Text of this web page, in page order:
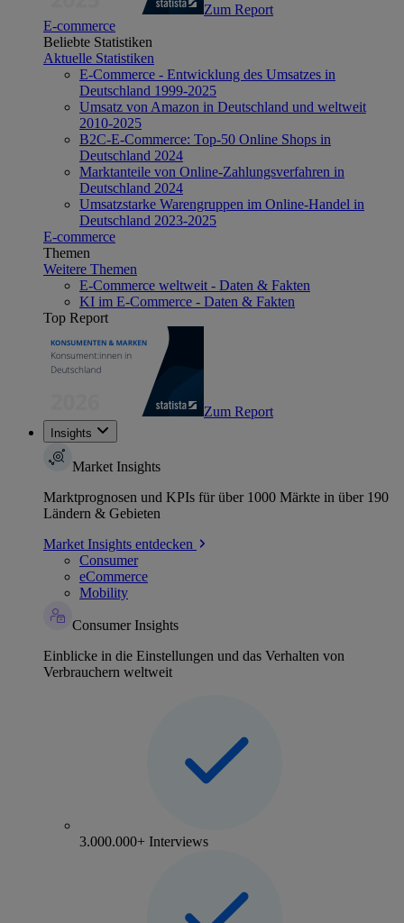
Zum Report
E-commerce
Beliebte Statistiken
Aktuelle Statistiken
E-Commerce - Entwicklung des Umsatzes in
Deutschland 1999-2025
Umsatz von Amazon in Deutschland und weltweit
2010-2025
B2C-E-Commerce: Top-50 Online Shops in
Deutschland 2024
Marktanteile von Online-Zahlungsverfahren in
Deutschland 2024
Umsatzstarke Warengruppen im Online-Handel in
Deutschland 2023-2025
E-commerce
Themen
Weitere Themen
E-Commerce weltweit - Daten & Fakten
KI im E-Commerce - Daten & Fakten
Top Report
Zum Report
Insights
Market Insights
Marktprognosen und KPIs für über 1000 Märkte in über 190
Ländern & Gebieten
Market Insights entdecken
Consumer
eCommerce
Mobility
Consumer Insights
Einblicke in die Einstellungen und das Verhalten von
Verbrauchern weltweit
3.000.000+ Interviews